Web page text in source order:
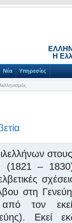
Η
Νέα Υπηρεσίες
(1821 –
στη
τον εκεί
Εκεί